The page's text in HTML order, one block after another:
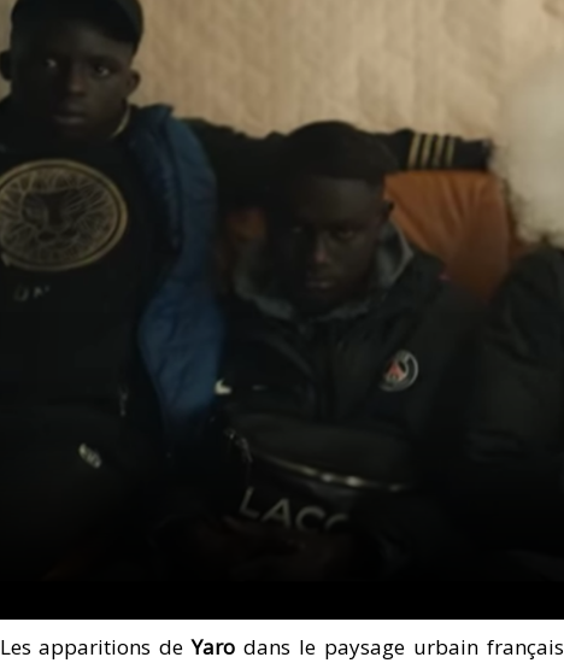
Les apparitions deYaro dans le paysage urbain